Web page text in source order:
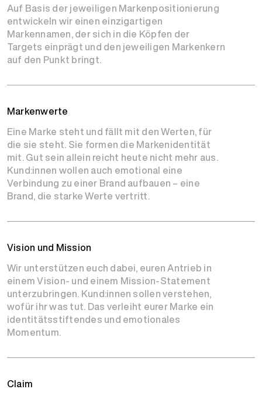
Auf Basis der jeweiligen Markenpositionierung
entwickeln wir einen einzigartigen
Markennamen, der sich in die Köpfen der
Targets einprägt und den jeweiligen Markenkern
auf den Punkt bringt.
Markenwerte
Eine Marke steht und fällt mit den Werten, für
die sie steht. Sie formen die Markenidentität
mit. Gut sein allein reicht heute nicht mehr aus.
Kund:innen wollen auch emotional eine
Verbindung zu einer Brand aufbauen – eine
Brand, die starke Werte vertritt.
Vision und Mission
Wir unterstützen euch dabei, euren Antrieb in
einem Vision- und einem Mission-Statement
unterzubringen. Kund:innen sollen verstehen,
wofür ihr was tut. Das verleiht eurer Marke ein
identitätsstiftendes und emotionales
Momentum.
Claim